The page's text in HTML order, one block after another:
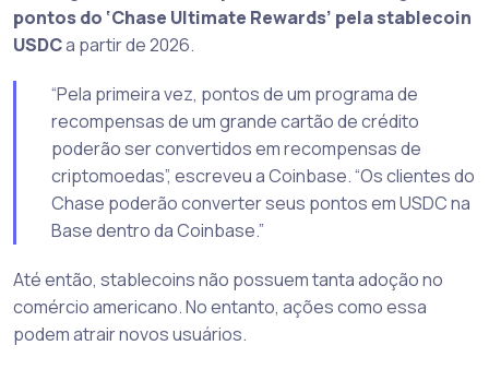
pontos do ‘Chase Ultimate Rewards’ pela stablecoin
USDCa partir de 2026.
“Pela primeira vez, pontos de um programa de
recompensas de um grande cartão de crédito
poderão ser convertidos em recompensas de
criptomoedas”, escreveu a Coinbase. “Os clientes do
Chase poderão converter seus pontos em USDC na
Base dentro da Coinbase.”
Até então, stablecoins não possuem tanta adoção no
comércio americano. No entanto, ações como essa
podem atrair novos usuários.